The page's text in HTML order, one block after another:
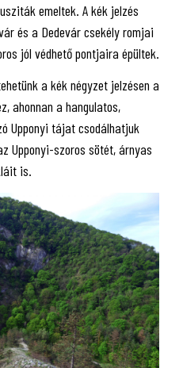
emeltek. A kék jelzés
és a Dedevár csekély romjai
jól védhető pontjaira épültek.
a kék négyzet jelzésen a
ahonnan a hangulatos,
Upponyi tájat csodálhatjuk
Upponyi-szoros sötét, árnyas
is.